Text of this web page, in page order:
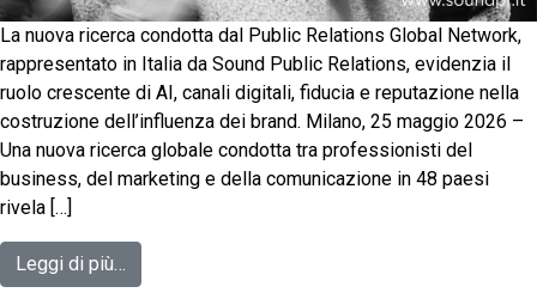
La nuova ricerca condotta dal Public Relations Global Network,
rappresentato in Italia da Sound Public Relations, evidenzia il
ruolo crescente di AI, canali digitali, fiducia e reputazione nella
costruzione dell’influenza dei brand. Milano, 25 maggio 2026 –
Una nuova ricerca globale condotta tra professionisti del
business, del marketing e della comunicazione in 48 paesi
rivela […]
Leggi di più…